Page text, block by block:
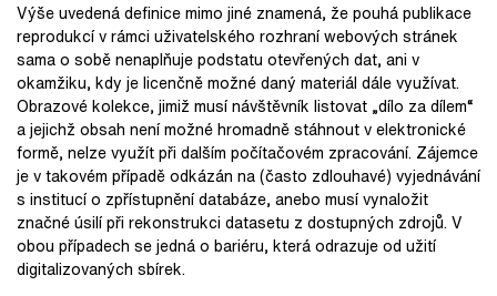
Výše uvedená definice mimo jiné znamená, že pouhá publikace
reprodukcí v rámci uživatelského rozhraní webových stránek
sama o sobě nenaplňuje podstatu otevřených dat, ani v
okamžiku, kdy je licenčně možné daný materiál dále využívat.
Obrazové kolekce, jimiž musí návštěvník listovat „dílo za dílem“
a jejichž obsah není možné hromadně stáhnout v elektronické
formě, nelze využít při dalším počítačovém zpracování. Zájemce
je v takovém případě odkázán na (často zdlouhavé) vyjednávání
s institucí o zpřístupnění databáze, anebo musí vynaložit
značné úsilí při rekonstrukci datasetu z dostupných zdrojů. V
obou případech se jedná o bariéru, která odrazuje od užití
digitalizovaných sbírek.